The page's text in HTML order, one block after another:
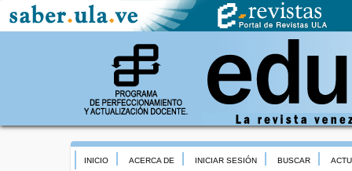
INICIO ACERCA DE INICIAR SESIÓN BUSCAR